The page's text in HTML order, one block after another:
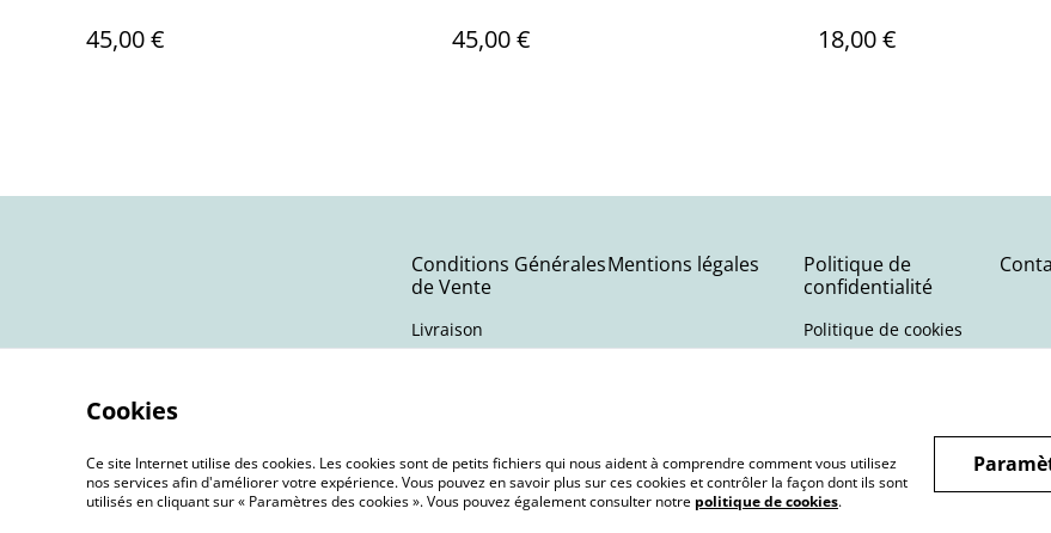
45,00 € 45,00 € 18,00 €
Conditions Générales
de Vente
Livraison
Mentions légales
Politique de
confidentialité
Politique de cookies
©2026 Terra Nebula | Bijoux oniriques
Cookies
Ce site Internet utilise des cookies. Les cookies sont de petits fichiers qui nous aident à comprendre comment vous utilisez
nos services afin d'améliorer votre expérience. Vous pouvez en savoir plus sur ces cookies et contrôler la façon dont ils sont
utilisés en cliquant sur « Paramètres des cookies ». Vous pouvez également consulter notre politique de cookies.